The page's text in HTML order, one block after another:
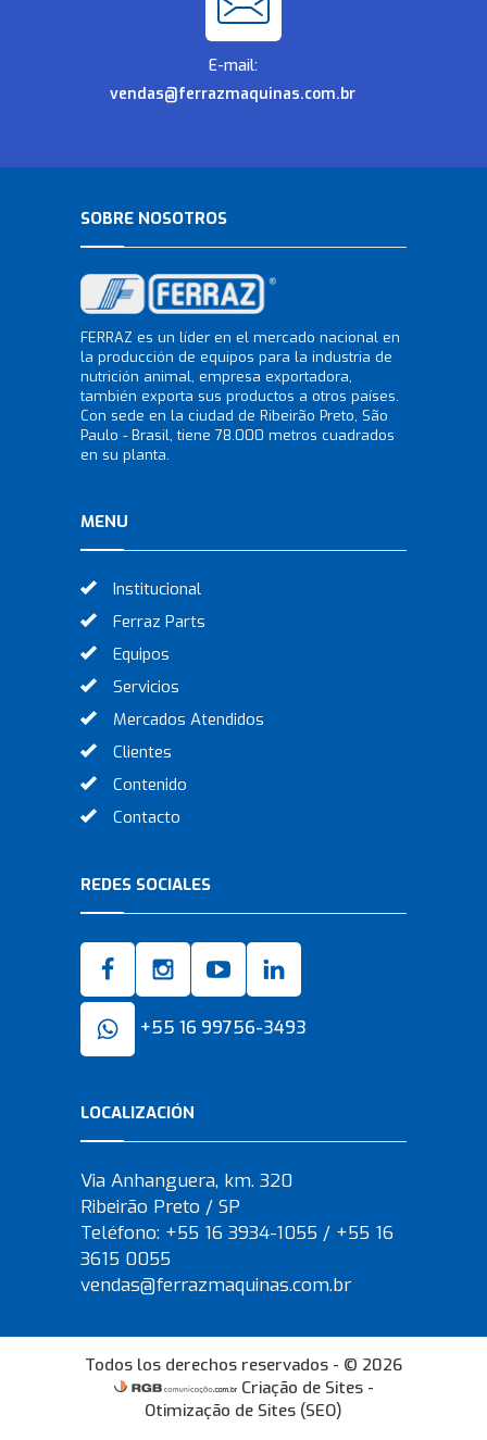
E-mail:
vendas@ferrazmaquinas.com.br
SOBRE NOSOTROS
FERRAZ es un líder en el mercado nacional en
la producción de equipos para la industria de
nutrición animal, empresa exportadora,
también exporta sus productos a otros países.
Con sede en la ciudad de Ribeirão Preto, São
Paulo - Brasil, tiene 78.000 metros cuadrados
en su planta.
MENU
Institucional
Ferraz Parts
Equipos
Servicios
Mercados Atendidos
Clientes
Contenido
Contacto
REDES SOCIALES
+55 16 99756-3493
LOCALIZACIÓN
Via Anhanguera, km. 320
Ribeirão Preto / SP
Teléfono: +55 16 3934-1055 / +55 16
3615 0055
vendas@ferrazmaquinas.com.br
Todos los derechos reservados - © 2026
Criação de Sites-
Otimização de Sites (SEO)